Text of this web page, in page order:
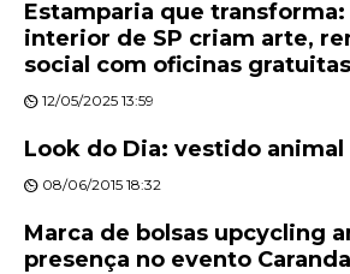
Estamparia que
interior de SP criam arte,
social com oficinas gratuitas
12/05/2025 13:59
Look do Dia: vestido
08/06/2015 18:32
Marca de bolsas upcycling
presença no evento